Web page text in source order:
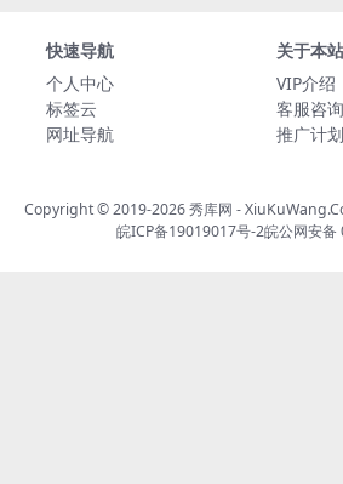
快速导航
个人中心
标签云
网址导航
关于本站
VIP介绍
客服咨询
推广计划
Copyright © 2019-2026秀库网 -
皖ICP备19019017号-2皖公网安备